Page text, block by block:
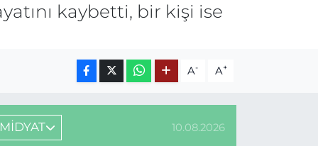
kaybetti, bir kişi ise
A- A+
MİDYAT 10.08.2026